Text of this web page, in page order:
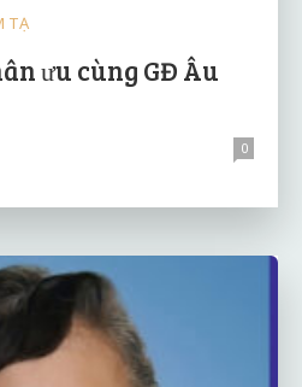
TẠ
ưu cùng GĐ Âu
0